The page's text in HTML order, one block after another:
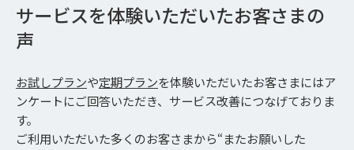
サービスを体験いただいたお客さまの
声
お試しプランや定期プランを体験いただいたお客さまにはア
ンケートにご回答いただき、サービス改善につなげておりま
す。
ご利用いただいた多くのお客さまから“またお願いした